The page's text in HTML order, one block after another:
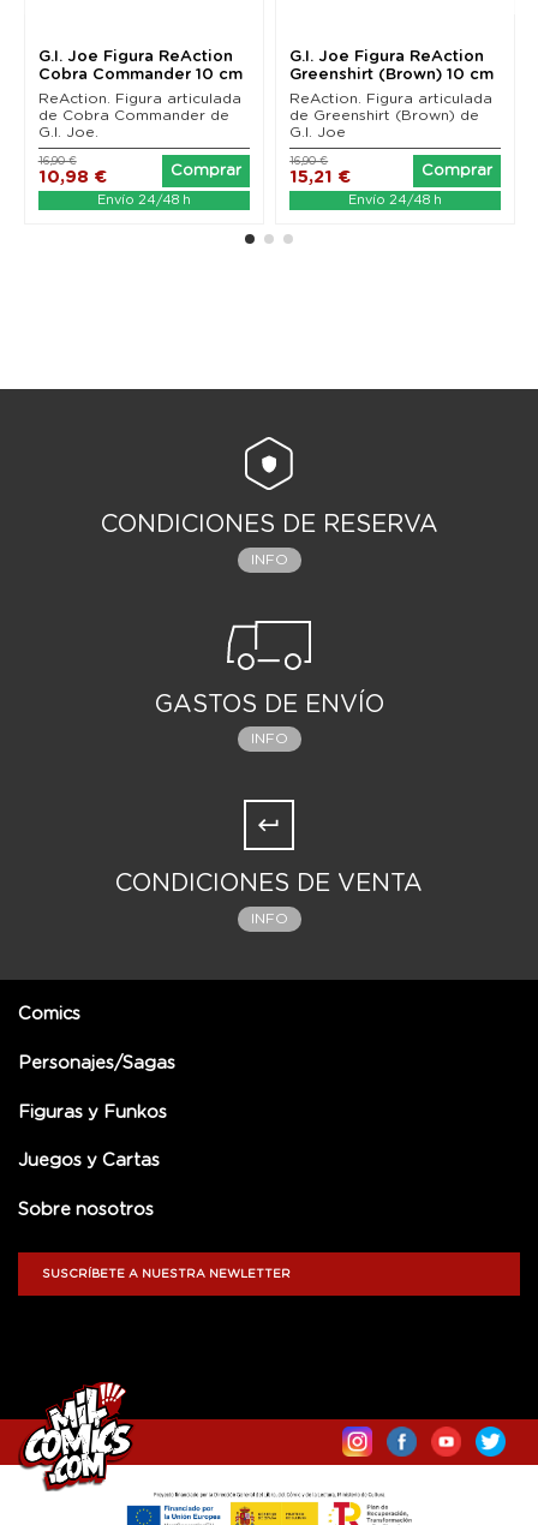
G.I. Joe Figura ReAction
Cobra Commander 10 cm
ReAction. Figura articulada
de Cobra Commander de
G.I. Joe.
10,98 €
16,90 €
Comprar
Envío 24/48 h
G.I. Joe Figura ReAction
Greenshirt (Brown) 10 cm
ReAction. Figura articulada
de Greenshirt (Brown) de
G.I. Joe
15,21 €
16,90 €
Comprar
Envío 24/48 h
CONDICIONES DE RESERVA
INFO
GASTOS DE ENVÍO
INFO
CONDICIONES DE VENTA
INFO
Comics
Personajes/Sagas
Figuras y Funkos
Juegos y Cartas
Sobre nosotros
SUSCRÍBETE A NUESTRA NEWLETTER